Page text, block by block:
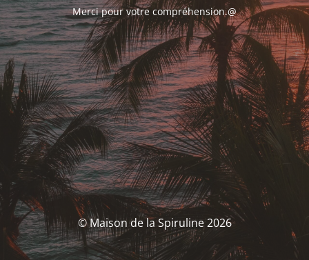
Merci pour votre compréhension.@
© Maison de la Spiruline 2026